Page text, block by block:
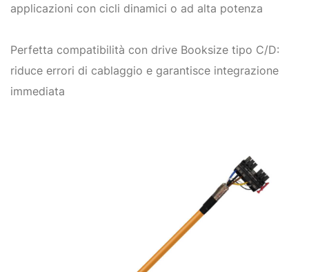
applicazioni con cicli dinamici o ad alta potenza
Perfetta compatibilità con drive Booksize tipo C/D:
riduce errori di cablaggio e garantisce integrazione
immediata